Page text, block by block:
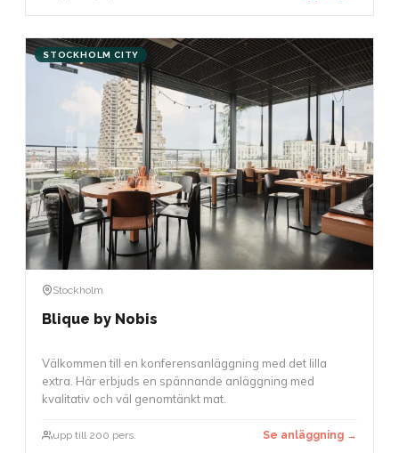
STOCKHOLM CITY
Stockholm
Blique by Nobis
Välkommen till en konferensanläggning med det lilla
extra. Här erbjuds en spännande anläggning med
kvalitativ och väl genomtänkt mat.
upp till 200 pers. Se anläggning →